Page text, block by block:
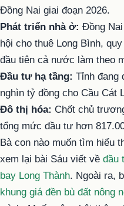
Đồng Nai giai đoạn 2026.
Phát triển nhà ở: Đồng
hội cho thuê Long Bình,
đầu tiên cả nước làm theo
Đầu tư hạ tầng: Tỉnh đang
nghìn tỷ đồng cho Cầu Cát
Đô thị hóa: Chốt chủ
tổng mức đầu tư hơn
Bà con nào muốn tìm hiểu
xem lại bài Sáu viết về đầu
bay Long Thành. Ngoài ra,
khung giá đền bù đất nông